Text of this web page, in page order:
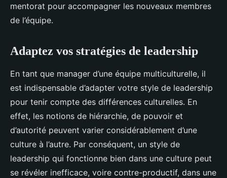
mentorat pour accompagner les nouveaux membres
de l’équipe.
Adaptez vos stratégies de leadership
En tant que manager d’une équipe multiculturelle, il
est indispensable d’adapter votre style de leadership
pour tenir compte des différences culturelles. En
effet, les notions de hiérarchie, de pouvoir et
d’autorité peuvent varier considérablement d’une
culture à l’autre. Par conséquent, un style de
leadership qui fonctionne bien dans une culture peut
se révéler inefficace, voire contre-productif, dans une